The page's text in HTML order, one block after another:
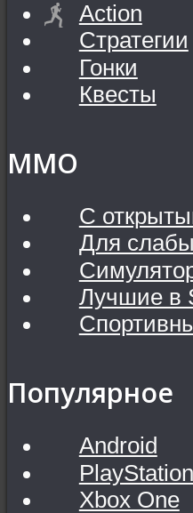
Action
Стратегии
Гонки
Квесты
MMO
С
Для
Лучшие в
Популярное
Android
Xbox One